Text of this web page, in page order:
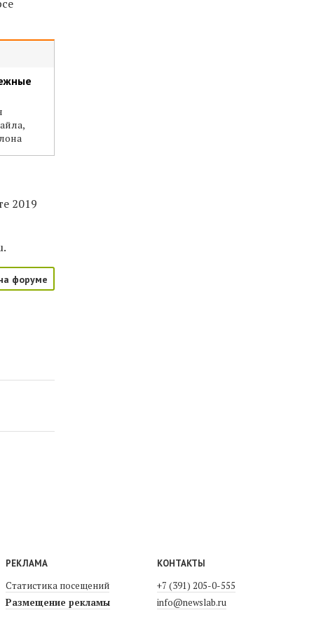
2019
форуме
РЕКЛАМА
Статистика посещений
Размещение рекламы
КОНТАКТЫ
+7 (391) 205-0-555
info@newslab.ru